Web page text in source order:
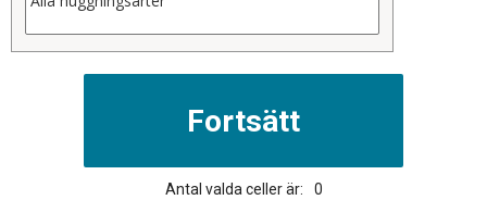
Antal valda celler är: 0